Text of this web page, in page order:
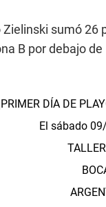
sumó 26
B por debajo
DÍA DE
El sábado